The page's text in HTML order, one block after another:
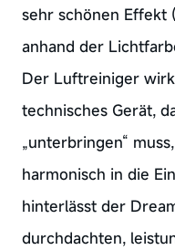
sehr schönen Effekt
anhand der
Der Luftreiniger
technisches Gerät,
„unterbringen“
harmonisch in die
hinterlässt der
durchdachten,